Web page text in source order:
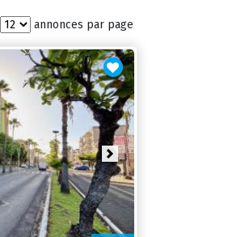
annonces par page
Next